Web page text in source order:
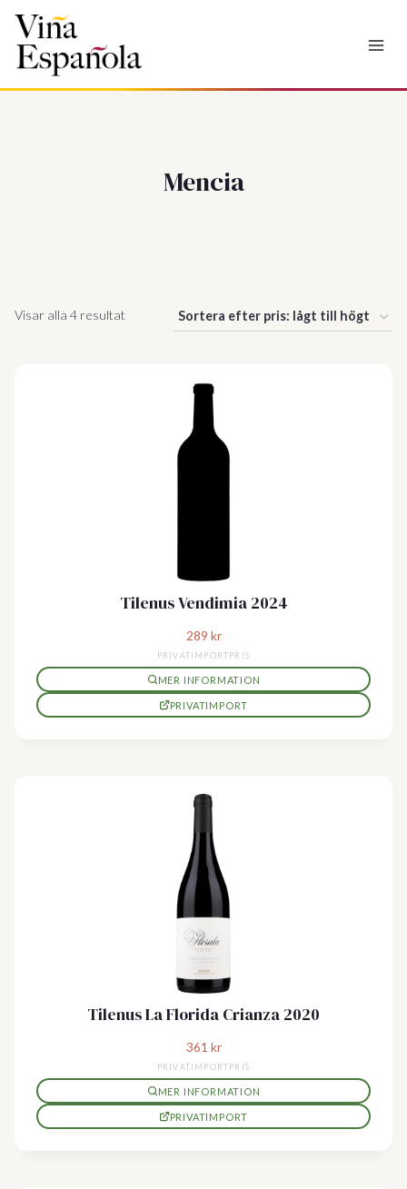
Hoppa
innehåll
Mencia
Visar alla 4 resultat Sorterade
Tilenus Vendimia 2024
289 kr
PRIVATIMPORTPRIS
MER INFORMATION
PRIVATIMPORT
Tilenus La Florida Crianza 2020
361 kr
PRIVATIMPORTPRIS
MER INFORMATION
PRIVATIMPORT